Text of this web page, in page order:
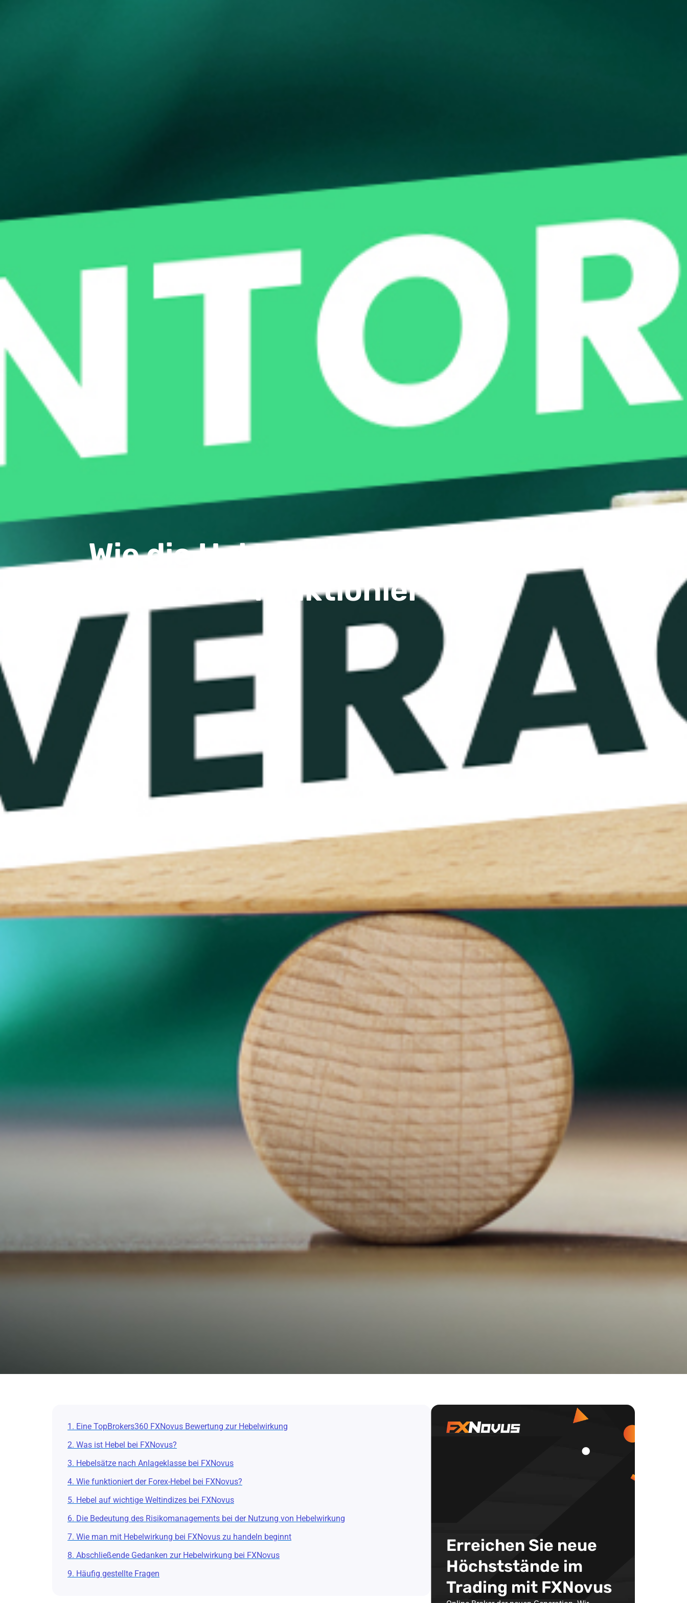
Wie die Hebelwirkung bei FXNovus
funktioniert
1. Eine TopBrokers360 FXNovus Bewertung zur Hebelwirkung
2. Was ist Hebel bei FXNovus?
3. Hebelsätze nach Anlageklasse bei FXNovus
4. Wie funktioniert der Forex-Hebel bei FXNovus?
5. Hebel auf wichtige Weltindizes bei FXNovus
6. Die Bedeutung des Risikomanagements bei der Nutzung von Hebelwirkung
7. Wie man mit Hebelwirkung bei FXNovus zu handeln beginnt
8. Abschließende Gedanken zur Hebelwirkung bei FXNovus
9. Häufig gestellte Fragen
Erreichen Sie neue
Höchststände im
Trading mit FXNovus